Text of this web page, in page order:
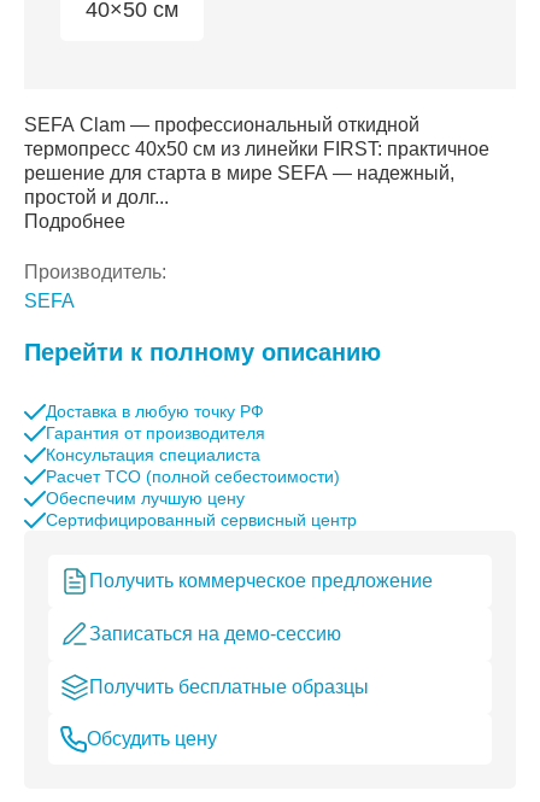
40×50 см
SEFA Clam — профессиональный откидной
термопресс 40x50 см из линейки FIRST: практичное
решение для старта в мире SEFA — надежный,
простой и долг...
Подробнее
Производитель:
SEFA
Перейти к полному описанию
Доставка в любую точку РФ
Гарантия от производителя
Консультация специалиста
Расчет TCO (полной себестоимости)
Обеспечим лучшую цену
Сертифицированный сервисный центр
Получить коммерческое предложение
Записаться на демо-сессию
Получить бесплатные образцы
Обсудить цену